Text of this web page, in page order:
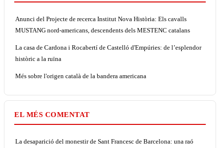
Anunci del Projecte de recerca Institut Nova Història: Els cavalls
MUSTANG nord-americans, descendents dels MESTENC catalans
La casa de Cardona i Rocabertí de Castelló d'Empúries: de l’esplendor
històric a la ruïna
Més sobre l'origen català de la bandera americana
EL MÉS COMENTAT
La desaparició del monestir de Sant Francesc de Barcelona: una raó